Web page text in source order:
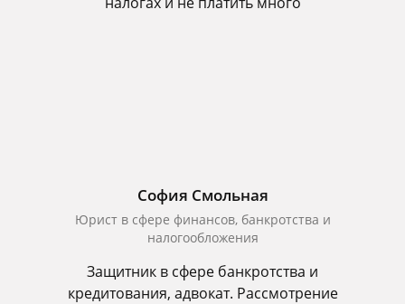
София Смольная
Юрист в сфере финансов, банкротства и
налогообложения
Защитник в сфере банкротства и
кредитования, адвокат. Рассмотрение